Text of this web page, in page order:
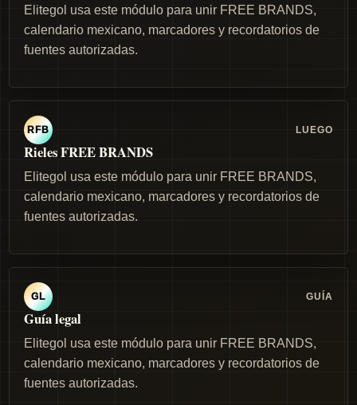
Elitegol usa este módulo para unir FREE BRANDS,
calendario mexicano, marcadores y recordatorios de
fuentes autorizadas.
RFB LUEGO
Rieles FREE BRANDS
Elitegol usa este módulo para unir FREE BRANDS,
calendario mexicano, marcadores y recordatorios de
fuentes autorizadas.
GL GUÍA
Guía legal
Elitegol usa este módulo para unir FREE BRANDS,
calendario mexicano, marcadores y recordatorios de
fuentes autorizadas.